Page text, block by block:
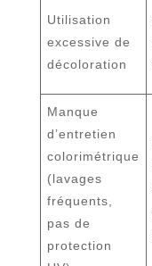
Utilisation
excessive de
décoloration
Manque
d’entretien
colorimétrique
(lavages
fréquents,
pas de
protection